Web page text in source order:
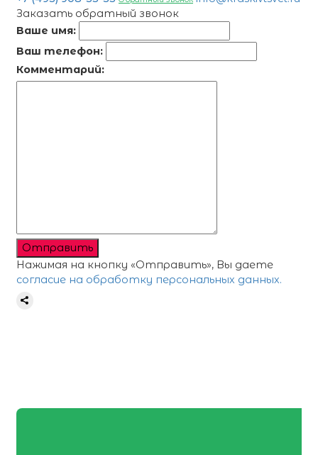
Заказать обратный звонок
Ваше имя:
Ваш телефон:
Комментарий:
Отправить
Нажимая на кнопку «Отправить», Вы даете
согласие на обработку персональных данных.